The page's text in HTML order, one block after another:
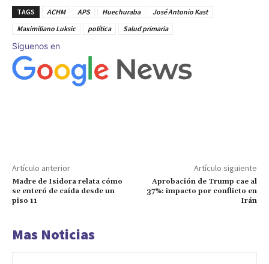
TAGS ACHM APS Huechuraba
José Antonio Kast
Maximiliano Luksic
política Salud primaria
Síguenos en
Artículo anterior
Madre de Isidora relata cómo
se enteró de caída desde un
piso 11
Artículo siguiente
Aprobación de Trump cae al
37%: impacto por conflicto en
Irán
Mas Noticias